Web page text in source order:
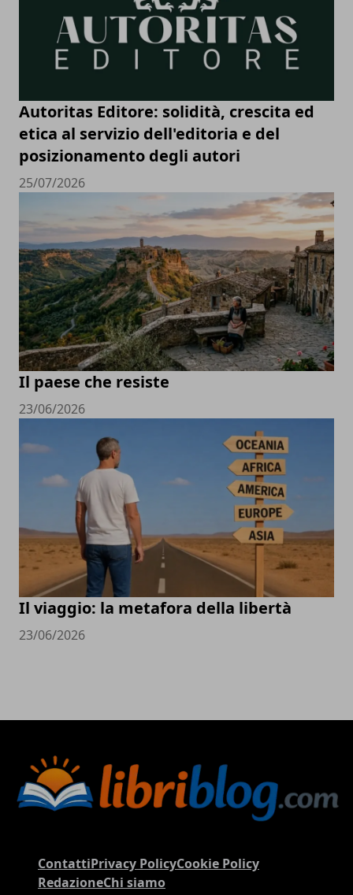
Autoritas Editore: solidità, crescita ed
etica al servizio dell'editoria e del
posizionamento degli autori
25/07/2026
Il paese che resiste
23/06/2026
Il viaggio: la metafora della libertà
23/06/2026
ContattiPrivacy PolicyCookie Policy
RedazioneChi siamo